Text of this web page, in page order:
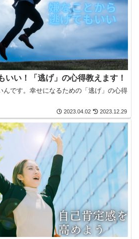
いい！「逃げ」の心得教えます！
んです。幸せになるための「逃げ」の心得
2023.04.02 2023.12.29